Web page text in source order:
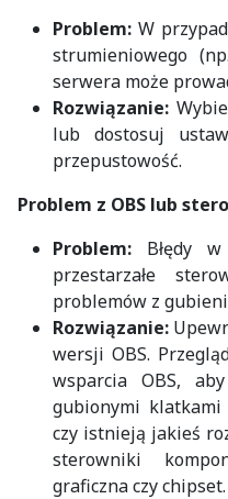
Problem: W
strumieniowego
serwera może
Rozwiązanie:
lub dostosuj
przepustowość.
Problem z OBS lub
Problem: Błędy
przestarzałe
problemów z
Rozwiązanie:
wersji OBS.
wsparcia OBS,
gubionymi
czy istnieją jakieś
sterowniki
graficzna czy chipset.